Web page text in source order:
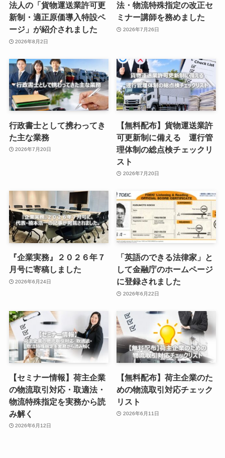
法人の「貨物運送業許可更
新制・適正原価導入特設ペ
ージ」が紹介されました
2026年8月2日
法・物流特殊指定の改正セ
ミナー講師を務めました
2026年7月26日
行政書士として携わってき
た主な業務
2026年7月20日
【無料配布】貨物運送業許
可更新制に備える 運行管
理体制の総点検チェックリ
スト
2026年7月20日
『企業実務』２０２６年７
月号に寄稿しました
2026年6月24日
「英語のできる法律家」と
して金融庁のホームページ
に登録されました
2026年6月22日
【セミナー情報】荷主企業
の物流取引対応・取適法・
物流特殊指定を実務から読
み解く
2026年6月12日
【無料配布】荷主企業のた
めの物流取引対応チェック
リスト
2026年6月11日